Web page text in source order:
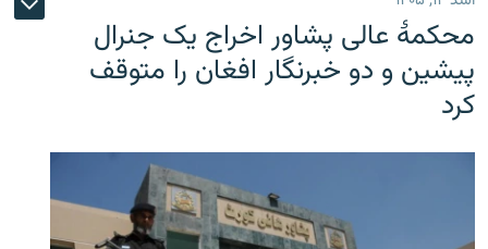
محکمۀ عالی پشاور اخراج یک جنرال
پیشین و دو خبرنگار افغان را متوقف
کرد